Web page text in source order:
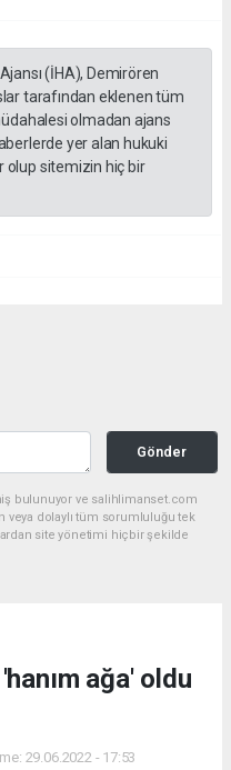
(İHA), Demirören
tarafından eklenen tüm
olmadan ajans
yer alan hukuki
olup sitemizin hiç bir
Gönder
bulunuyor ve salihlimanset.com
veya dolaylı tüm sorumluluğu tek
site yönetimi hiçbir şekilde
ağa' oldu
29.06.2022 - 17:53